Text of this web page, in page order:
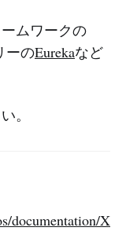
ムワークの
ーのEurekaなど
。
documentation/X